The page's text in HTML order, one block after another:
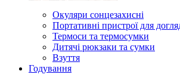
Окуляри сонцезахисні
Портативні пристрої для
Термоси та термосумки
Дитячі рюкзаки та сумки
Взуття
Годування